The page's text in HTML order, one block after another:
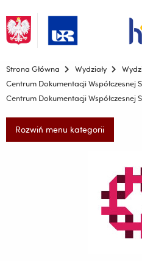
Menu - górna belka
Strona Główna Wydziały
Centrum Dokumentacji Współczesnej
Centrum Dokumentacji Współczesnej
Rozwiń menu kategorii